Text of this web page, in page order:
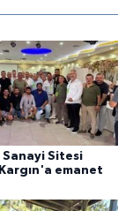
Sanayi Sitesi
emanet